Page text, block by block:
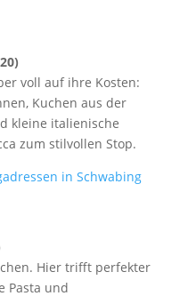
voll auf ihre Kosten:
Kuchen aus der
kleine italienische
zum stilvollen Stop.
in Schwabing
Hier trifft perfekter
Pasta und